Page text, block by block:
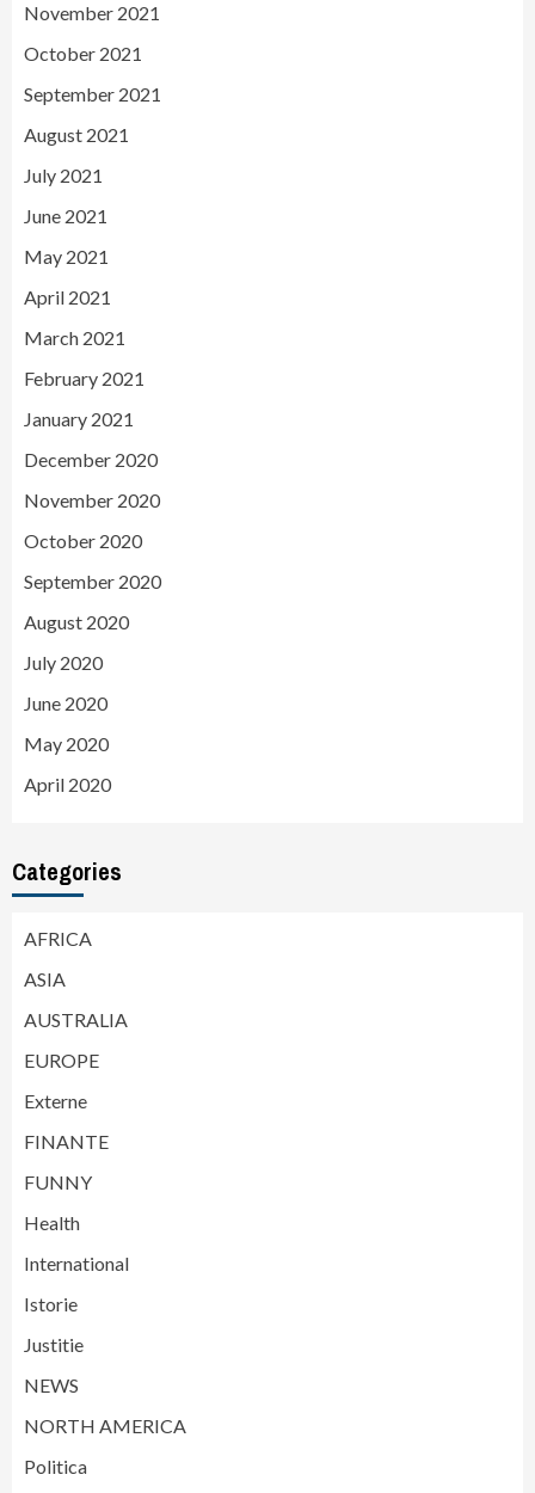
November 2021
October 2021
September 2021
August 2021
July 2021
June 2021
May 2021
April 2021
March 2021
February 2021
January 2021
December 2020
November 2020
October 2020
September 2020
August 2020
July 2020
June 2020
May 2020
April 2020
Categories
AFRICA
ASIA
AUSTRALIA
EUROPE
Externe
FINANTE
FUNNY
Health
International
Istorie
Justitie
NEWS
NORTH AMERICA
Politica